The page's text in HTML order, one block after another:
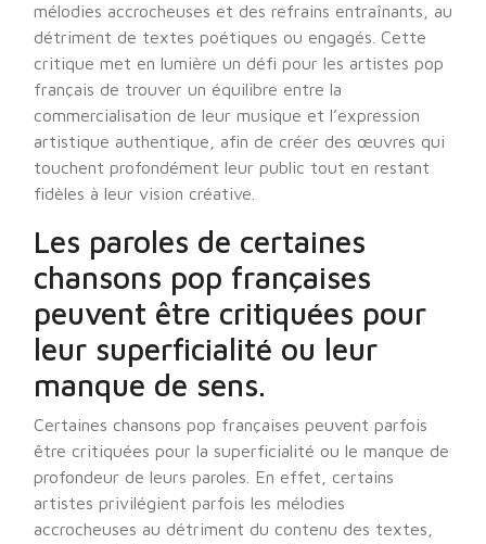
mélodies accrocheuses et des refrains entraînants, au
détriment de textes poétiques ou engagés. Cette
critique met en lumière un défi pour les artistes pop
français de trouver un équilibre entre la
commercialisation de leur musique et l’expression
artistique authentique, afin de créer des œuvres qui
touchent profondément leur public tout en restant
fidèles à leur vision créative.
Les paroles de certaines
chansons pop françaises
peuvent être critiquées pour
leur superficialité ou leur
manque de sens.
Certaines chansons pop françaises peuvent parfois
être critiquées pour la superficialité ou le manque de
profondeur de leurs paroles. En effet, certains
artistes privilégient parfois les mélodies
accrocheuses au détriment du contenu des textes,